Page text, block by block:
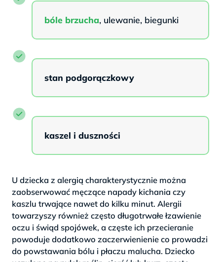
bóle brzucha, ulewanie, biegunki
stan podgorączkowy
kaszel i duszności
U dziecka z alergią charakterystycznie można
zaobserwować męczące napady kichania czy
kaszlu trwające nawet do kilku minut. Alergii
towarzyszy również często długotrwałe łzawienie
oczu i świąd spojówek, a częste ich przecieranie
powoduje dodatkowo zaczerwienienie co prowadzi
do powstawania bólu i płaczu malucha. Dziecko